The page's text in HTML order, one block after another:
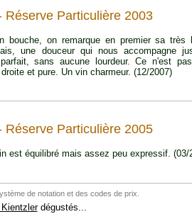
Réserve Particulière 2003
bouche, on remarque en premier sa très
une douceur qui nous accompagne
sans aucune lourdeur. Ce n'est
et pure. Un vin charmeur. (12/2007)
Réserve Particulière 2005
est équilibré mais assez peu expressif. (03/
de notation et des codes de prix.
dégustés...